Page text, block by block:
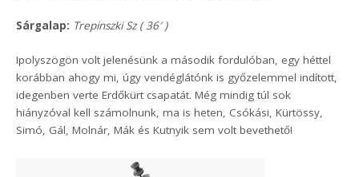
Sárgalap: Trepinszki Sz ( 36′ )
Ipolyszögön volt jelenésünk a második fordulóban, egy héttel
korábban ahogy mi, úgy vendéglátónk is győzelemmel indított,
idegenben verte Erdőkürt csapatát. Még mindig túl sok
hiányzóval kell számolnunk, ma is heten, Csókási, Kürtössy,
Simó, Gál, Molnár, Mák és Kutnyik sem volt bevethető!